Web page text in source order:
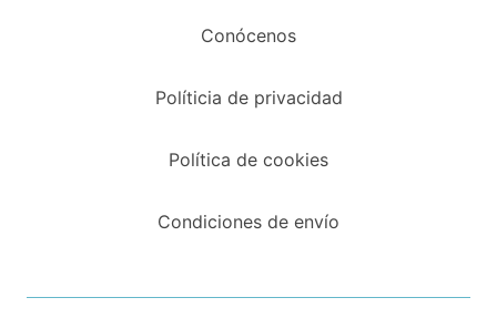
Conócenos
Políticia de privacidad
Política de cookies
Condiciones de envío